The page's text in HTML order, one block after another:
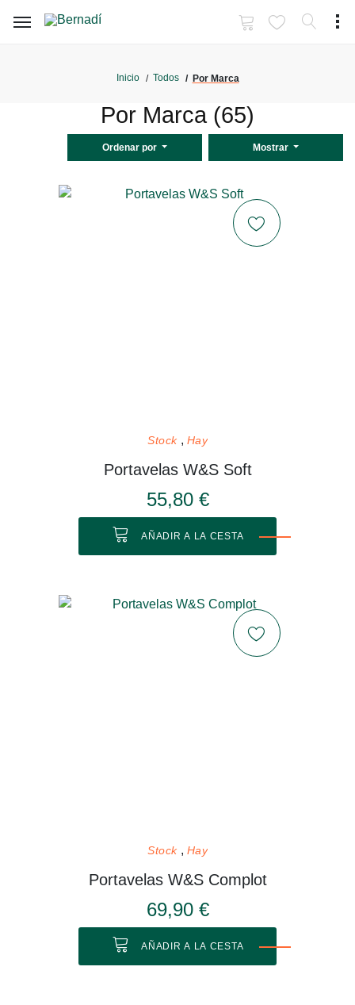
Inicio Todos Por Marca
Por Marca (65)
Ordenar por Mostrar
Stock Hay
Portavelas W&S Soft
55,80 €
AÑADIR A LA CESTA
Stock Hay
Portavelas W&S Complot
69,90 €
AÑADIR A LA CESTA